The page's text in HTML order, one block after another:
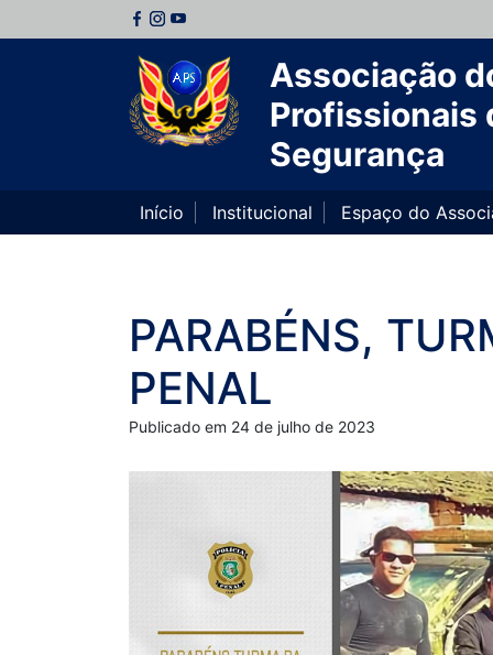
Associação
Profissionais
Segurança
Início Institucional Espaço do
PARABÉNS,
PENAL
Publicado em 24 de julho de 2023